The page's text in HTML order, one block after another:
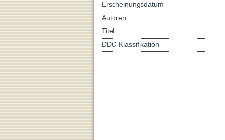
Erscheinungsdatum
Autoren
Titel
DDC-Klassifikation